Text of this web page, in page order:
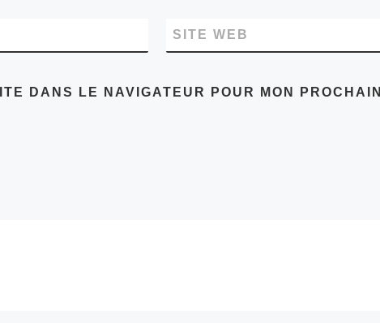
SITE WEB
DANS LE NAVIGATEUR POUR MON PROCHAIN